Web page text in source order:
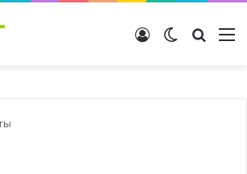
Switch skin
Войти